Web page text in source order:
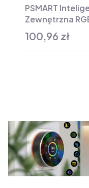
PSMART
Zewnętrzna
Cena
100,96 zł